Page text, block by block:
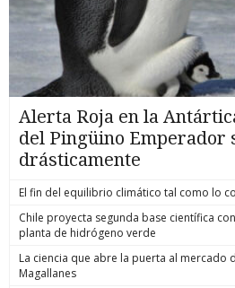
Alerta Roja en la
del Pingüino Emperador
drásticamente
El fin del equilibrio climático tal como lo
Chile proyecta segunda base científica
planta de hidrógeno verde
La ciencia que abre la puerta al mercado
Magallanes